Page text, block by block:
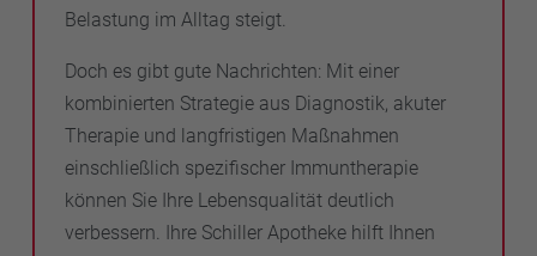
Belastung im Alltag steigt.
Doch es gibt gute Nachrichten: Mit einer
kombinierten Strategie aus Diagnostik, akuter
Therapie und langfristigen Maßnahmen
einschließlich spezifischer Immuntherapie
können Sie Ihre Lebensqualität deutlich
verbessern. Ihre Schiller Apotheke hilft Ihnen